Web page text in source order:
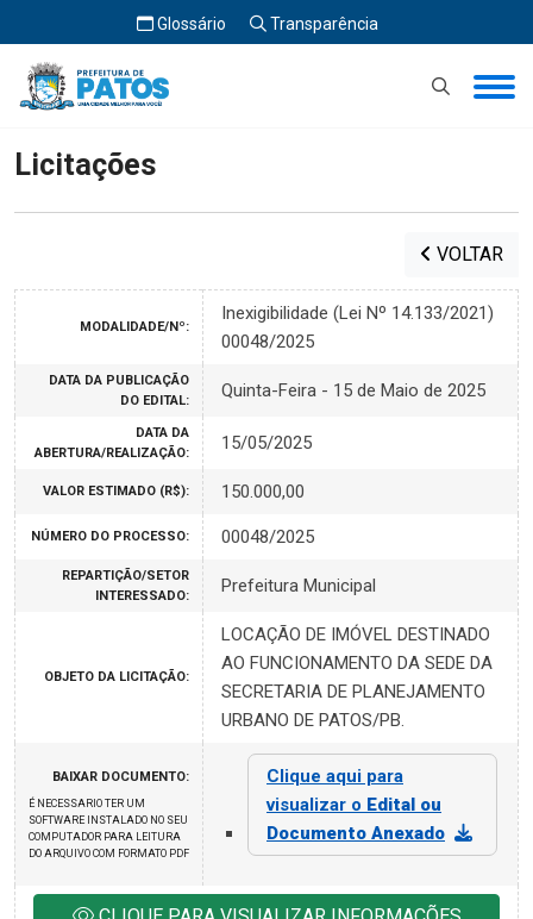
Glossário Transparência
Início Licitações
Licitações
VOLTAR
MODALIDADE/Nº:
Inexigibilidade (Lei Nº 14.133/2021)
00048/2025
DATA DA PUBLICAÇÃO
DO EDITAL:
Quinta-Feira - 15 de Maio de 2025
DATA DA
ABERTURA/REALIZAÇÃO:
15/05/2025
VALOR ESTIMADO (R$): 150.000,00
NÚMERO DO PROCESSO: 00048/2025
REPARTIÇÃO/SETOR
INTERESSADO:
Prefeitura Municipal
OBJETO DA LICITAÇÃO:
LOCAÇÃO DE IMÓVEL DESTINADO
AO FUNCIONAMENTO DA SEDE DA
SECRETARIA DE PLANEJAMENTO
URBANO DE PATOS/PB.
BAIXAR DOCUMENTO:
É NECESSARIO TER UM
SOFTWARE INSTALADO NO SEU
COMPUTADOR PARA LEITURA
DO ARQUIVO COM FORMATO PDF
Clique aqui para
visualizar o Edital ou
Documento Anexado